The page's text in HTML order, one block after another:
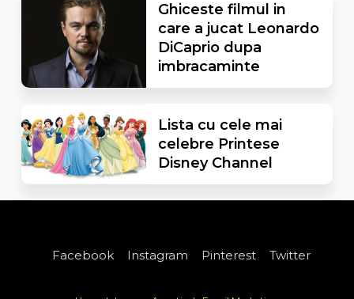
Ghiceste filmul in
care a jucat Leonardo
DiCaprio dupa
imbracaminte
Lista cu cele mai
celebre Printese
Disney Channel
Facebook Instagram Pinterest Twitter